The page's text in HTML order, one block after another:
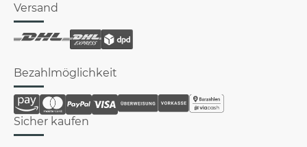
Versand
Bezahlmöglichkeit
Sicher kaufen